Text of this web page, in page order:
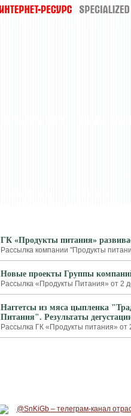
ГК «Продукты питания»
Рассылка компании "Продукты
Новые проекты Группы
Рассылка «Продукты Питания» от 2
Наггетсы из мяса цыпленка
Питания". Результаты
Рассылка ГК «Продукты питания» от